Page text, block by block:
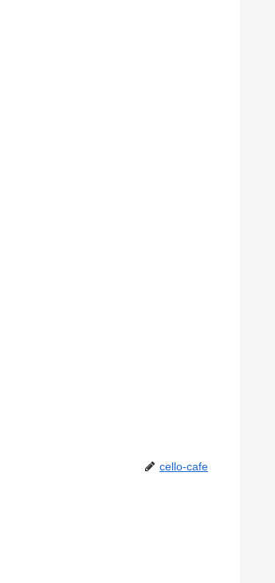
cello-cafe